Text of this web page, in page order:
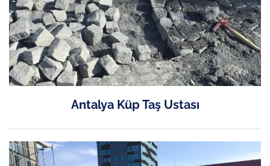
Antalya Küp Taş Ustası